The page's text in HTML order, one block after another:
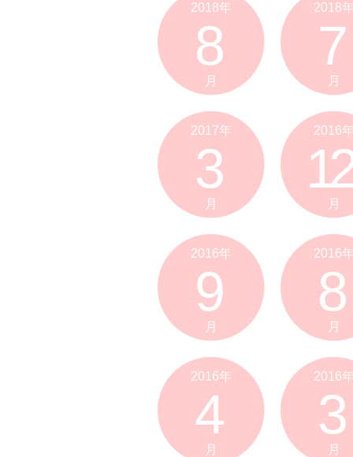
2018年
8
月
2018
7
月
2017年
3
月
2016
12
月
2016年
9
月
2016
8
月
2016年
4
月
2016
3
月